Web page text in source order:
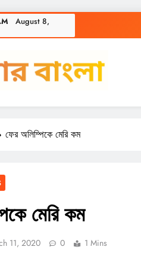
August 8,
ফের অলিম্পিকে মেরি কম
মেরি কম
11, 2020 0 1 Mins